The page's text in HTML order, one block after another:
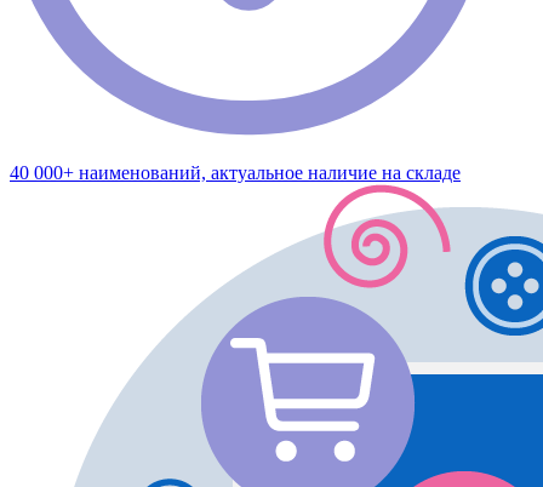
40 000+ наименований, актуальное наличие на складе